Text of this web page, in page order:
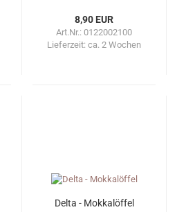
8,90 EUR
Art.Nr.: 0122002100
Lieferzeit: ca. 2 Wochen
Delta - Mokkalöffel